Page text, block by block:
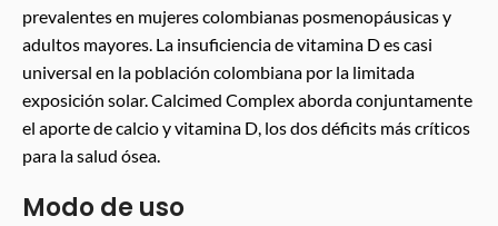
prevalentes en mujeres colombianas posmenopáusicas y
adultos mayores. La insuficiencia de vitamina D es casi
universal en la población colombiana por la limitada
exposición solar. Calcimed Complex aborda conjuntamente
el aporte de calcio y vitamina D, los dos déficits más críticos
para la salud ósea.
Modo de uso